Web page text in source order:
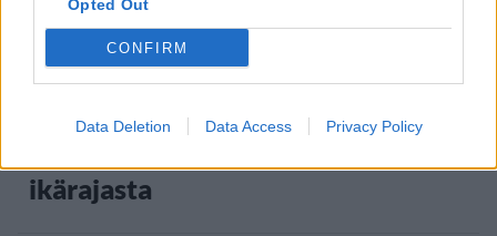
Opted Out
CONFIRM
Data Deletion Data Access Privacy Policy
UUTISET
Leskeneläke ei kuulu kaikille –
ikärajasta